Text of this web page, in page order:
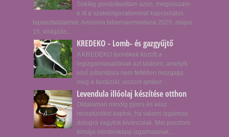
Sokáig gondolkodtam azon, megosszam-
e itt a szakdolgozatommal kapcsolatos
tapasztalataimat. Amsonia tabernaemontana 2025. május
15. virágzás...
KREDEKO - Lomb- és gazgyűjtő
A KREDEKO termékek között a
legizgalmasabbnak azt találom, amelyik
első pillantásra nem feltétlen mozgatja
meg a fantáziát, viszont amikor ...
Levendula illóolaj készítése otthon
Oldalamon mindig gyors és kész
receptúrákat kaptok, ha valami izgalmas
dologra vagytok kíváncsiak. Mai posztom
témája mindenképp izgalmasnak...